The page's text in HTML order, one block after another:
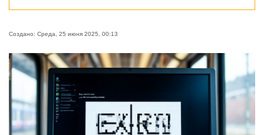
Создано: Среда, 25 июня 2025, 00:13